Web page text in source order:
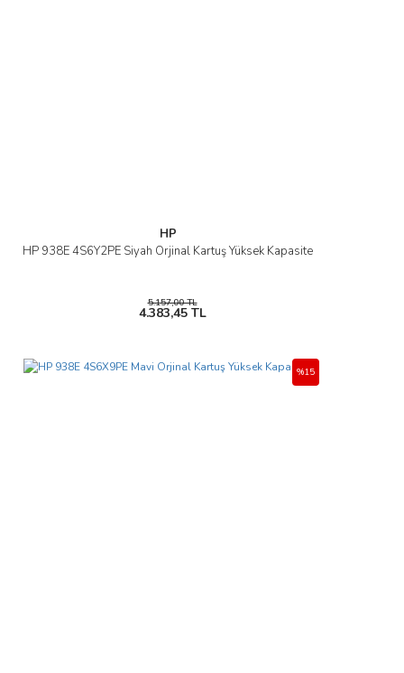
HP
HP 938E 4S6Y2PE Siyah Orjinal Kartuş Yüksek Kapasite
5.157,00 TL
4.383,45 TL
%15